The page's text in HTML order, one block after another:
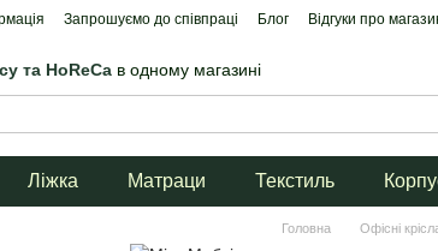
Запрошуємо до співпраці Блог Відгуки про
та HoReCa в одному магазині
Ліжка Матраци Текстиль
Головна Офісні